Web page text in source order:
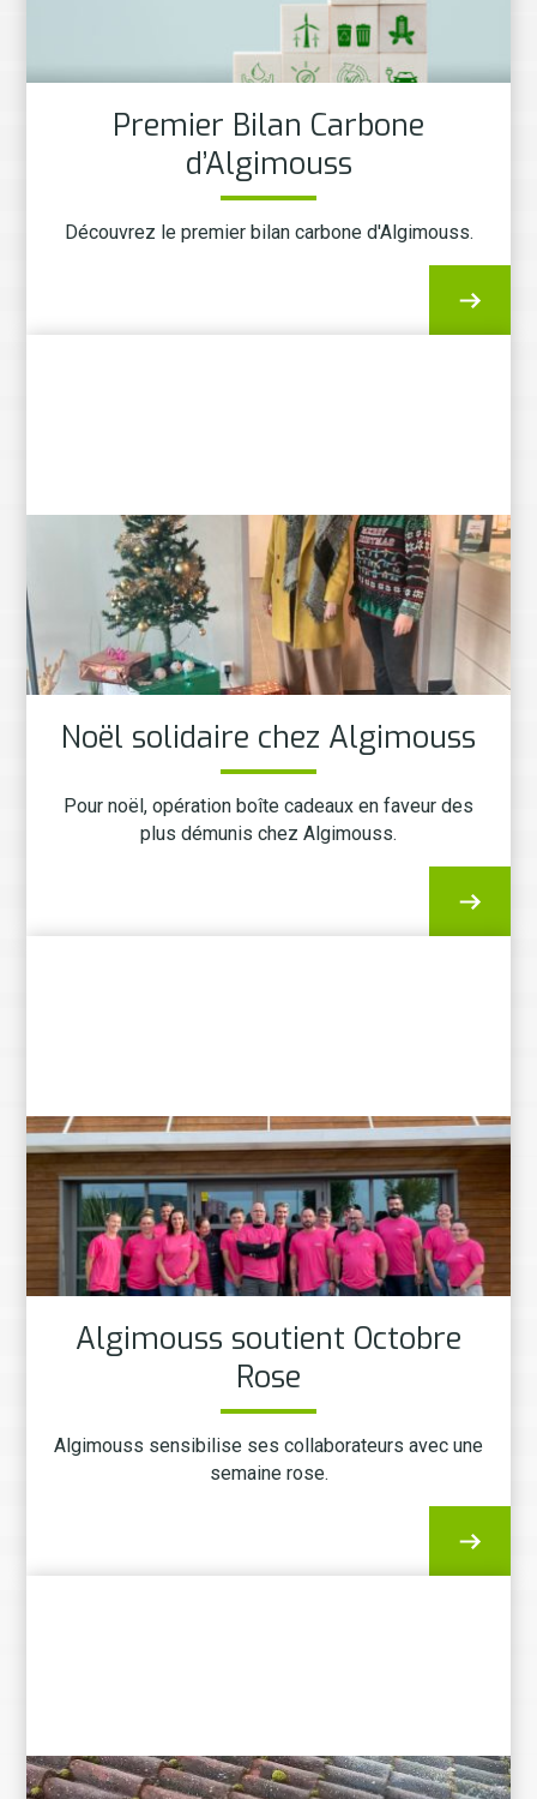
Premier Bilan Carbone
d’Algimouss
Découvrez le premier bilan carbone d'Algimouss.
Noël solidaire chez Algimouss
Pour noël, opération boîte cadeaux en faveur des
plus démunis chez Algimouss.
Algimouss soutient Octobre
Rose
Algimouss sensibilise ses collaborateurs avec une
semaine rose.